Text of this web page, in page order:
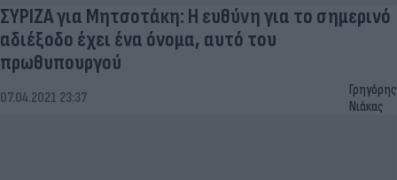
ΣΥΡΙΖΑ για Μητσοτάκη: Η ευθύνη για το σημερινό
αδιέξοδο έχει ένα όνομα, αυτό του
πρωθυπουργού
07.04.2021 23:37
Γρηγόρης
Νιάκας